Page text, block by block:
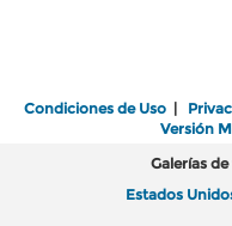
Condiciones de Uso |
Versión
Galerías
Estados